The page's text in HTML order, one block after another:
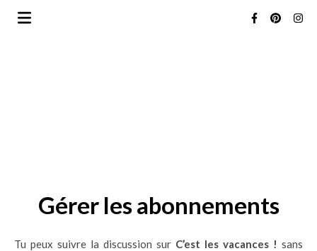
Gérer les abonnements
Tu peux suivre la discussion sur C’est les vacances ! sans